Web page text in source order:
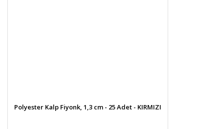
Polyester Kalp Fiyonk, 1,3 cm - 25 Adet - KIRMIZI